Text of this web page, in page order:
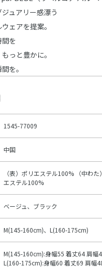
ュアリー感漂う
ェアを提案。
を
っと豊かに。
を。
1545-77009
中国
（表）ポリエステル100% （中わ
エステル100%
ベージュ、ブラック
M(145-160cm)、L(160-175cm)
M(145-160cm):身幅55 着丈64 肩幅
L(160-175cm):身幅60 着丈69 肩幅